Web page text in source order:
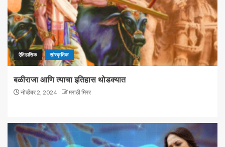
ऐतिहासिक सांस्कृतिक
बळीराजा आणि त्याचा इतिहास थोडक्यात
नोव्हेंबर 2, 2024 मराठी मिरर